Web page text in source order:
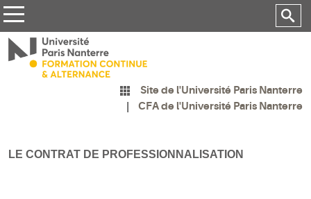
Site de l'Université Paris Nanterre
CFA de l'Université Paris Nanterre
LE CONTRAT DE PROFESSIONNALISATION